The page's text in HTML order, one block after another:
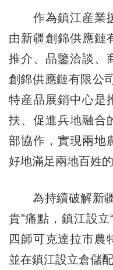
作為鎮江産業援
由新疆創錦供應鏈
推介、品鑒洽談、
創錦供應鏈有限公
特産品展銷中心是
扶、促進兵地融合
部協作，實現兩地
好地滿足兩地百姓
為持續破解新疆
貴”痛點，鎮江設
四師可克達拉市農
並在鎮江設立倉儲